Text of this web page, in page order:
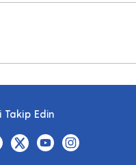
Takip Edin